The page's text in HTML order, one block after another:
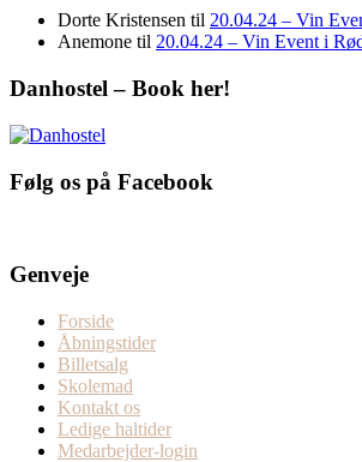
Dorte Kristensen til 20.04.24 – Vin
Anemone til 20.04.24 – Vin Event i
Danhostel – Book her!
Følg os på Facebook
Genveje
Forside
Åbningstider
Billetsalg
Skolemad
Kontakt os
Ledige haltider
Medarbejder-login